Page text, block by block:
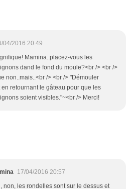
04/2016 20:49
Mamina..placez-vous les
dand le fond du moule?<br /> <br />
non..mais..<br /> <br /> "Démouler
retournant le gâteau pour que les
soient visibles."~<br /> Merci!
17/04/2016 20:57
non, les rondelles sont sur le dessus et